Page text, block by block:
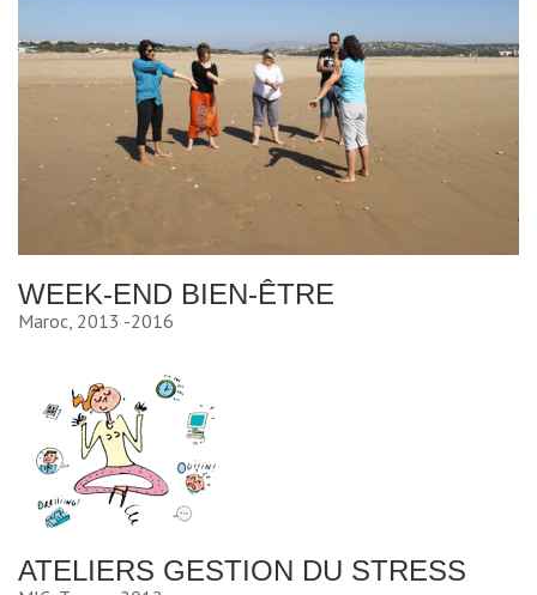
WEEK-END BIEN-ÊTRE
Maroc, 2013 -2016
ATELIERS GESTION DU STRESS